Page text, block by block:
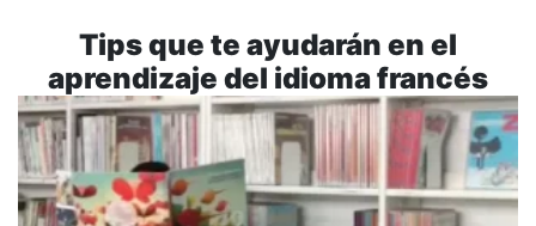
Tips que te ayudarán en el
aprendizaje del idioma francés